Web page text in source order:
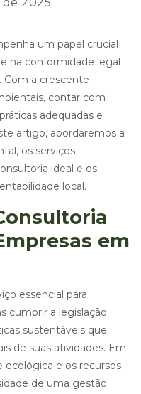
um papel crucial
na conformidade legal
Com a crescente
contar com
adequadas e
artigo, abordaremos a
os serviços
ideal e os
local.
em
essencial para
cumprir a legislação
sustentáveis que
de suas atividades. Em
ecológica e os recursos
de uma gestão